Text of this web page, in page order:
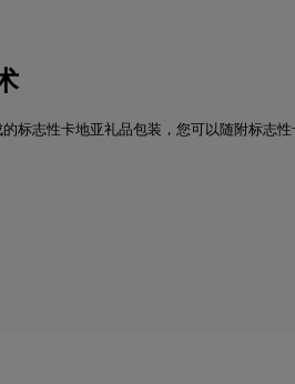
标志性卡地亚礼品包装，您可以随附标志